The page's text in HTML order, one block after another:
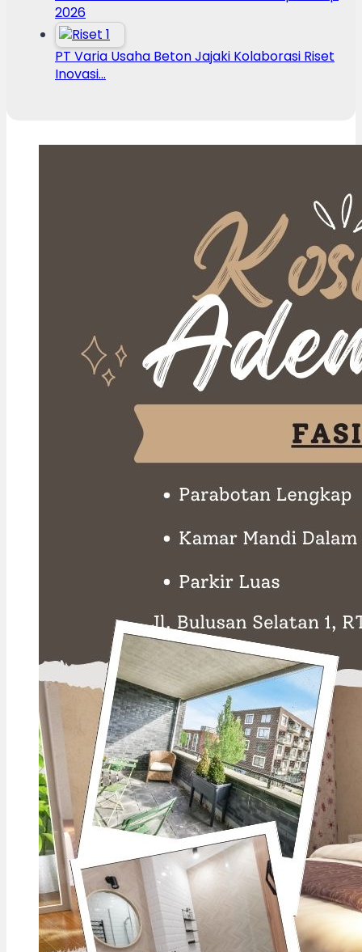
2026
PT Varia Usaha Beton Jajaki Kolaborasi Riset
Inovasi…